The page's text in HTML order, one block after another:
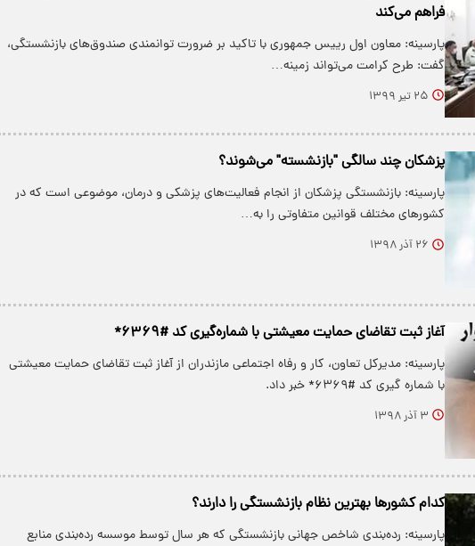
فراهم می‌کند
پارسینه: معاون اول رییس جمهوری با تاکید بر ضرورت توانمندی صندوق‌های بازنشستگی،
گفت: طرح کرامت می‌تواند زمینه…
۲۵ تیر ۱۳۹۹
پزشکان چند سالگی "بازنشسته" می‌شوند؟
پارسینه: بازنشستگی پزشکان از انجام فعالیت‌های پزشکی و درمان، موضوعی است که در
کشورهای مختلف قوانین متفاوتی را به…
۲۶ آذر ۱۳۹۸
آغاز ثبت تقاضای حمایت معیشتی با شماره‌گیری کد #۶۳۶۹*
پارسینه: مدیرکل تعاون، کار و رفاه اجتماعی مازندران از آغاز ثبت تقاضای حمایت معیشتی
با شماره گیری کد #۶۳۶۹* خبر داد.
۳ آذر ۱۳۹۸
کدام کشور‌ها بهترین نظام بازنشستگی را دارند؟
پارسینه: رده‌بندی شاخص جهانی بازنشستگی که هر سال توسط موسسه رده‌بندی منابع